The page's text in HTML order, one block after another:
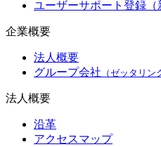
ユーザーサポート登録（
企業概要
法人概要
グループ会社 （ゼッタリン
法人概要
沿革
アクセスマップ